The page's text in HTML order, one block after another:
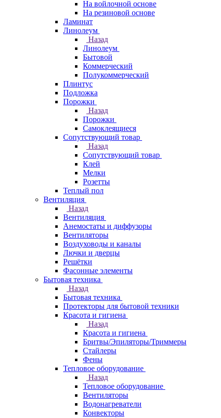
На войлочной основе
На резиновой основе
Ламинат
Линолеум
Назад
Линолеум
Бытовой
Коммерческий
Полукоммерческий
Плинтус
Подложка
Порожки
Назад
Порожки
Самоклеящиеся
Сопутствующий товар
Назад
Сопутствующий товар
Клей
Мелки
Розетты
Теплый пол
Вентиляция
Назад
Вентиляция
Анемостаты и диффузоры
Вентиляторы
Воздуховоды и каналы
Лючки и дверцы
Решётки
Фасонные элементы
Бытовая техника
Назад
Бытовая техника
Протекторы для бытовой техники
Красота и гигиена
Назад
Красота и гигиена
Бритвы/Эпиляторы/Триммеры
Стайлеры
Фены
Тепловое оборудование
Назад
Тепловое оборудование
Вентиляторы
Водонагреватели
Конвекторы